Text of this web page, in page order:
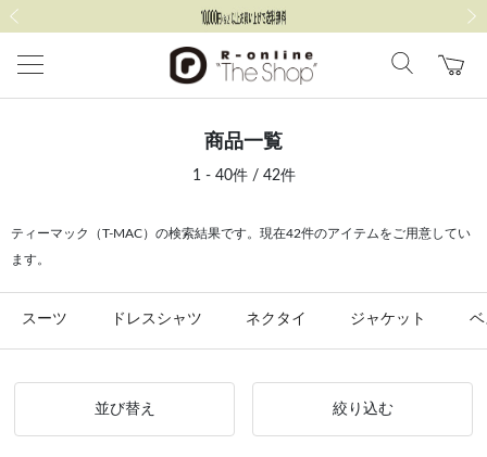
商品一覧
1 - 40件 / 42件
ティーマック（T-MAC）の検索結果です。現在42件のアイテムをご用意してい
ます。
スーツ ドレスシャツ ネクタイ ジャケット
並び替え 絞り込む